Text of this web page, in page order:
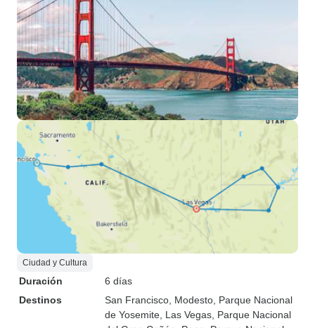
Ciudad y Cultura
Duración
6 días
Destinos
San Francisco , Modesto , Parque Nacional
de Yosemite , Las Vegas , Parque Nacional